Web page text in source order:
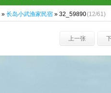
» 长岛小武渔家民宿 » 32_59890(12/61)
上一张